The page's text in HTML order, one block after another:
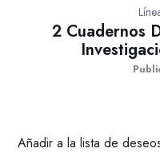
2 Cuadernos
Añadir a la lista de